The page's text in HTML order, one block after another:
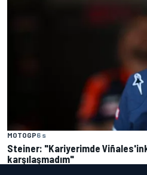
MOTOGP6 s
Steiner: "Kariyerimde
karşılaşmadım"